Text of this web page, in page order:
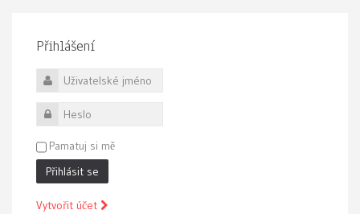
Přihlášení
Uživatelské jméno
Heslo
Pamatuj si mě
Přihlásit se
Vytvořit účet